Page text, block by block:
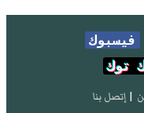
فيسبوك
توك
| إتصل بنا